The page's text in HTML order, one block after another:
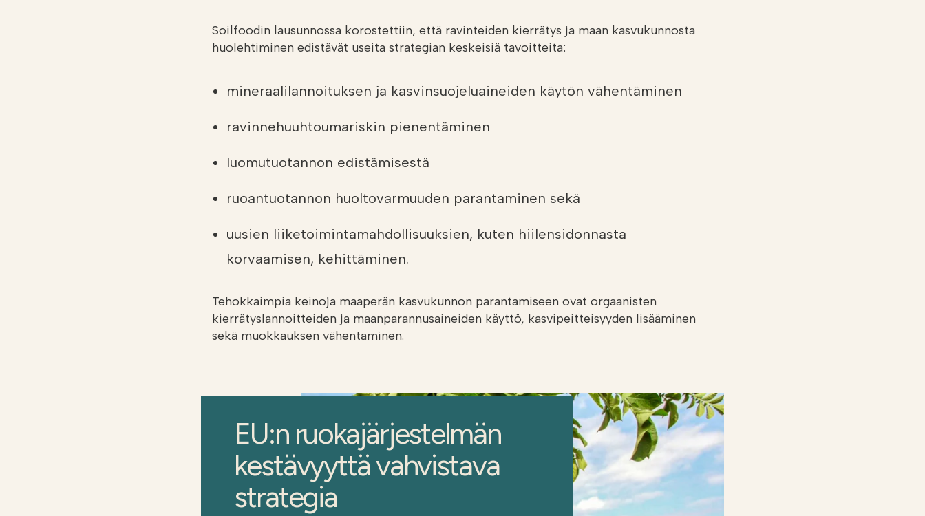
Soilfoodin lausunnossa korostettiin, että ravinteiden kierrätys ja maan kasvukunnosta
huolehtiminen edistävät useita strategian keskeisiä tavoitteita:
mineraalilannoituksen ja kasvinsuojeluaineiden käytön vähentäminen
ravinnehuuhtoumariskin pienentäminen
luomutuotannon edistämisestä
ruoantuotannon huoltovarmuuden parantaminen sekä
uusien liiketoimintamahdollisuuksien, kuten hiilensidonnasta
korvaamisen, kehittäminen.
Tehokkaimpia keinoja maaperän kasvukunnon parantamiseen ovat orgaanisten
kierrätyslannoitteiden ja maanparannusaineiden käyttö, kasvipeitteisyyden lisääminen
sekä muokkauksen vähentäminen.
EU:n ruokajärjestelmän
kestävyyttä vahvistava
strategia